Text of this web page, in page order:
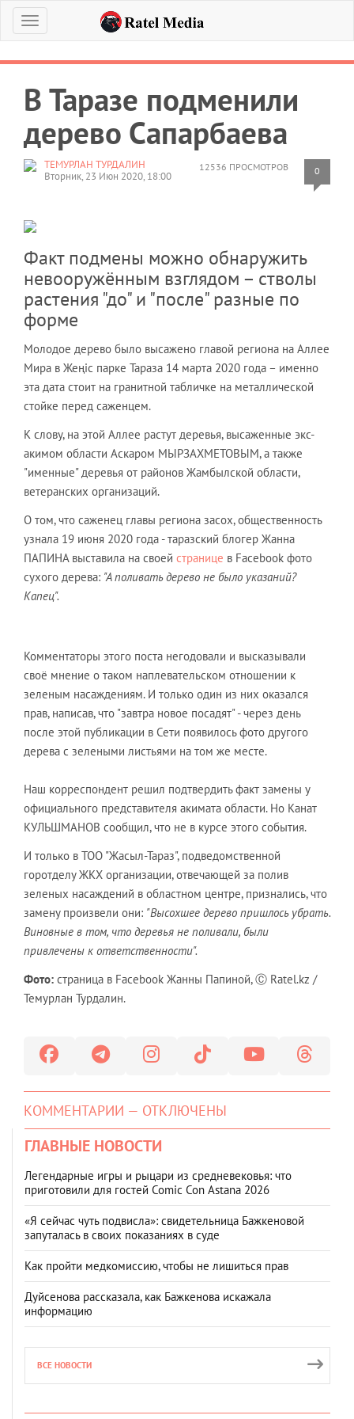
Меню
В Таразе подменили
дерево Сапарбаева
12536 ПРОСМОТРОВ 0
ТЕМУРЛАН ТУРДАЛИН
Вторник, 23 Июн 2020, 18:00
Факт подмены можно обнаружить
невооружённым взглядом – стволы
растения "до" и "после" разные по
форме
Молодое дерево было высажено главой региона на Аллее
Мира в Жеңіс парке Тараза 14 марта 2020 года – именно
эта дата стоит на гранитной табличке на металлической
стойке перед саженцем.
К слову, на этой Аллее растут деревья, высаженные экс-
акимом области Аскаром МЫРЗАХМЕТОВЫМ, а также
"именные" деревья от районов Жамбылской области,
ветеранских организаций.
О том, что саженец главы региона засох, общественность
узнала 19 июня 2020 года - таразский блогер Жанна
ПАПИНА выставила на своей странице в Facebook фото
сухого дерева: "А поливать дерево не было указаний?
Капец".
Комментаторы этого поста негодовали и высказывали
своё мнение о таком наплевательском отношении к
зеленым насаждениям. И только один из них оказался
прав, написав, что "завтра новое посадят" - через день
после этой публикации в Сети появилось фото другого
дерева с зелеными листьями на том же месте.
Наш корреспондент решил подтвердить факт замены у
официального представителя акимата области. Но Канат
КУЛЬШМАНОВ сообщил, что не в курсе этого события.
И только в ТОО "Жасыл-Тараз", подведомственной
горотделу ЖКХ организации, отвечающей за полив
зеленых насаждений в областном центре, признались, что
замену произвели они: "Высохшее дерево пришлось убрать.
Виновные в том, что деревья не поливали, были
привлечены к ответственности".
Фото: страница в Facebook Жанны Папиной, Ⓒ Ratel.kz /
Темурлан Турдалин.
КОММЕНТАРИИ — ОТКЛЮЧЕНЫ
ГЛАВНЫЕ НОВОСТИ
Легендарные игры и рыцари из средневековья: что
приготовили для гостей Comic Con Astana 2026
«Я сейчас чуть подвисла»: свидетельница Бажкеновой
запуталась в своих показаниях в суде
Как пройти медкомиссию, чтобы не лишиться прав
Дуйсенова рассказала, как Бажкенова искажала
информацию
ВСЕ НОВОСТИ